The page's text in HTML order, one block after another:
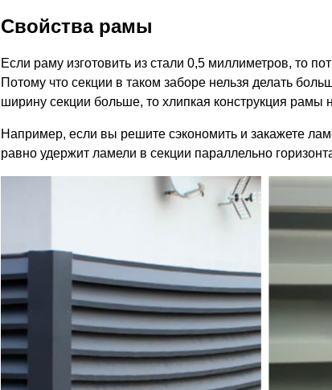
Свойства рамы
Если раму изготовить из стали 0,5 миллиметров, то
Потому что секции в таком заборе нельзя делать
ширину секции больше, то хлипкая конструкция рамы
Например, если вы решите сэкономить и закажете
равно удержит ламели в секции параллельно